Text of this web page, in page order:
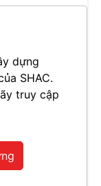
dựng
SHAC.
truy cập